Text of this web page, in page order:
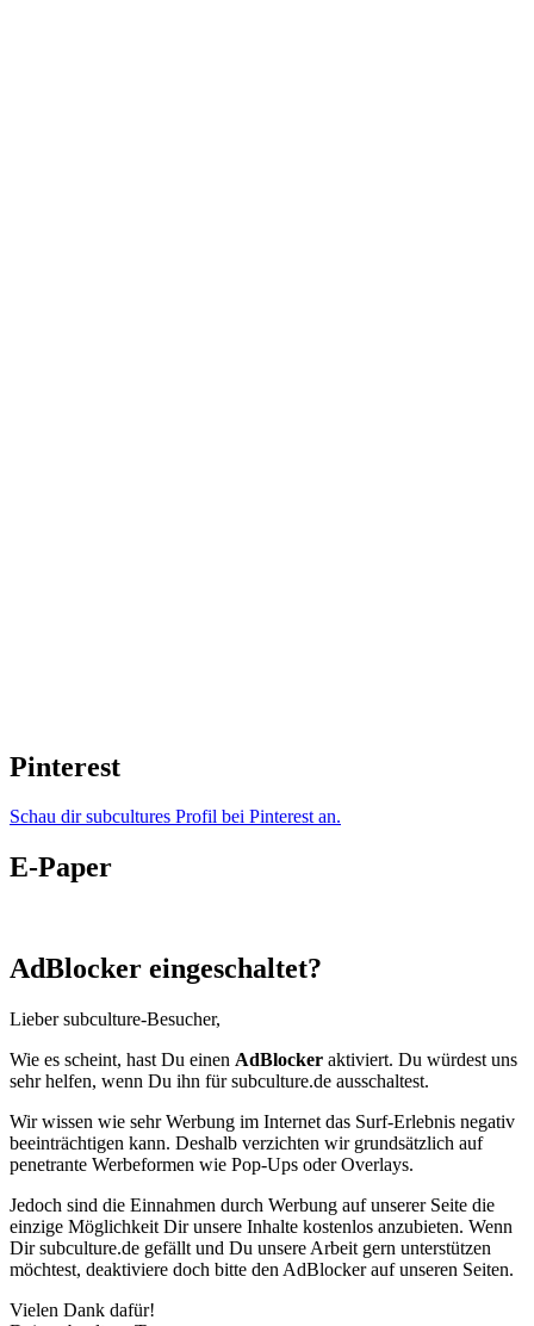
Pinterest
Schau dir subcultures Profil bei Pinterest an.
E-Paper
AdBlocker eingeschaltet?
Lieber subculture-Besucher,
Wie es scheint, hast Du einen AdBlocker aktiviert. Du würdest uns
sehr helfen, wenn Du ihn für subculture.de ausschaltest.
Wir wissen wie sehr Werbung im Internet das Surf-Erlebnis negativ
beeinträchtigen kann. Deshalb verzichten wir grundsätzlich auf
penetrante Werbeformen wie Pop-Ups oder Overlays.
Jedoch sind die Einnahmen durch Werbung auf unserer Seite die
einzige Möglichkeit Dir unsere Inhalte kostenlos anzubieten. Wenn
Dir subculture.de gefällt und Du unsere Arbeit gern unterstützen
möchtest, deaktiviere doch bitte den AdBlocker auf unseren Seiten.
Vielen Dank dafür!